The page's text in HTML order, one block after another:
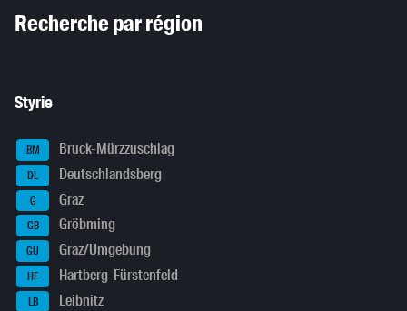
Recherche par région
Styrie
BM Bruck-Mürzzuschlag
DL Deutschlandsberg
G Graz
GB Gröbming
GU Graz/Umgebung
HF Hartberg-Fürstenfeld
LB Leibnitz